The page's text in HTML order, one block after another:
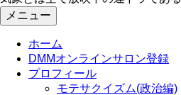
メニュー
ホーム
DMMオンラインサロン登録
プロフィール
モテサクイズム(政治編)